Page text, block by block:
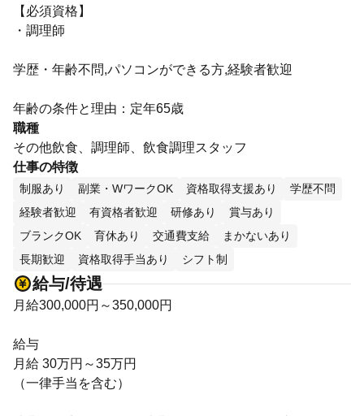
【必須資格】
・調理師
学歴・年齢不問,パソコンができる方,経験者歓迎
年齢の条件と理由：定年65歳
職種
その他飲食、調理師、飲食調理スタッフ
仕事の特徴
制服あり 副業・WワークOK 資格取得支援あり
学歴不問
経験者歓迎
有資格者歓迎 研修あり
賞与あり
ブランクOK
育休あり 交通費支給
まかないあり
長期歓迎
資格取得手当あり シフト制
給与/待遇
月給300,000円～350,000円
給与
月給 30万円～35万円
（一律手当を含む）